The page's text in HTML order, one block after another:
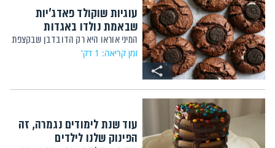
עוגיות שוקולד פאדג'יות
שבאמת נולדו באגדות
המיני אוראו היא רק הדובדבן שבקצפת
זמן קריאה: 1 דק'
עוד שנת לימודים נגמרה, זה
הפינוק שלנו לילדים